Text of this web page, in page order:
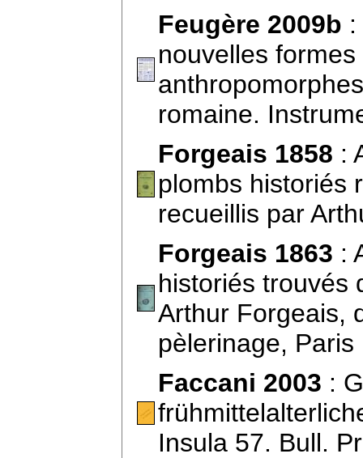
Feugère 2009b
nouvelles
romaine.
Forgeais 1858 :
plombs historiés
recueillis par
Forgeais 1863 :
historiés trouvés
Arthur Forgeais,
pèlerinage,
Faccani 2003 :
Insula 57. Bull.